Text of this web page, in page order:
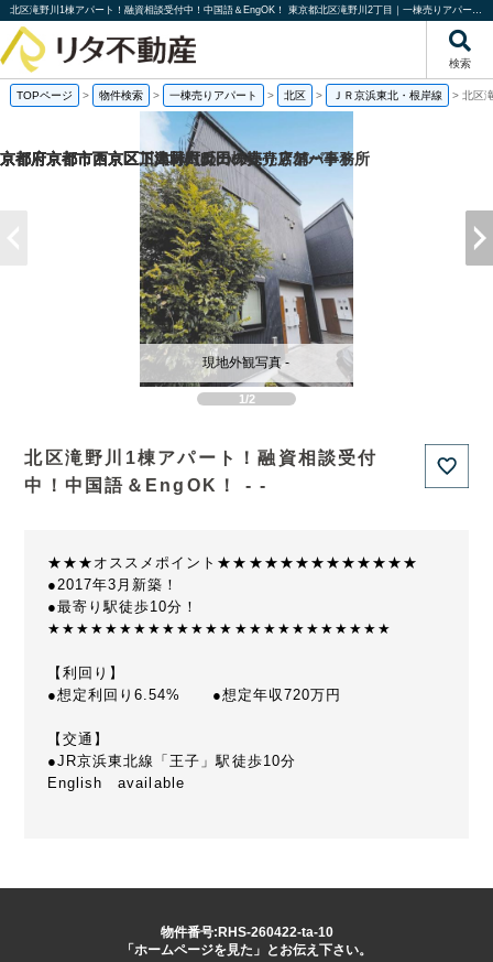
北区滝野川1棟アパート！融資相談受付中！中国語＆EngOK！ 東京都北区滝野川2丁目｜一棟売りアパート｜投資物件や収益物件｜株式会社リタ不動産
検索
TOPページ > 物件検索 > 一棟売りアパート > 北区 > ＪＲ京浜東北・根岸線 > 北区
1/2
現地外観写真 -
北区滝野川1棟アパート！融資相談受付
中！中国語＆EngOK！ - -
★★★オススメポイント★★★★★★★★★★★★★
●2017年3月新築！
●最寄り駅徒歩10分！
★★★★★★★★★★★★★★★★★★★★★★★★
【利回り】
●想定利回り6.54% ●想定年収720万円
【交通】
●JR京浜東北線「王子」駅徒歩10分
English available
物件番号:RHS-260422-ta-10
「ホームページを見た」とお伝え下さい。
京都府京都市西京区下津林六反田の売り店舗・事務所
京都府京都市西京区川島野田町の一棟売りアパート
京都府京都市西京区下津林六反田の
京都府京都市下京区二人司町の一棟売りアパート